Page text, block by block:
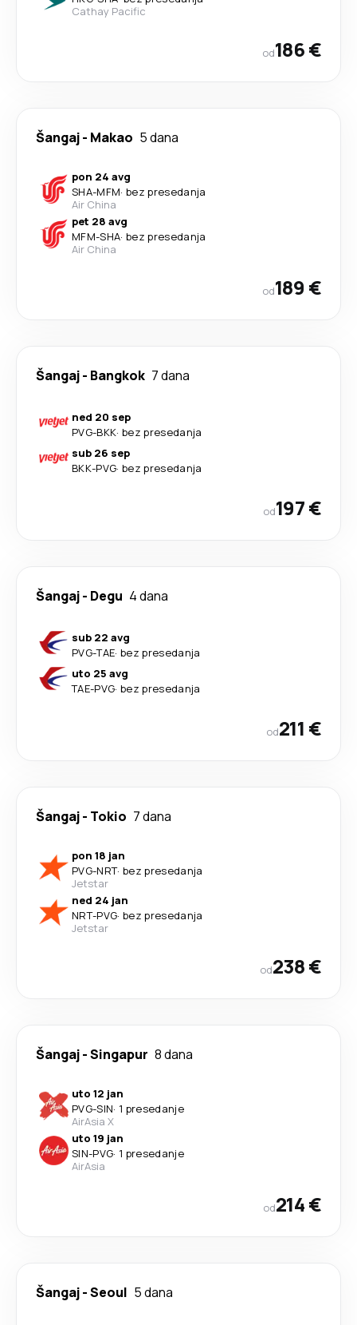
Cathay Pacific
od186 €
Šangaj- Makao 5 dana
pon 24 avg
SHA-MFM· bez presedanja
Air China
pet 28 avg
MFM-SHA· bez presedanja
Air China
od189 €
Šangaj- Bangkok 7 dana
ned 20 sep
PVG-BKK· bez presedanja
sub 26 sep
BKK-PVG· bez presedanja
od197 €
Šangaj- Degu 4 dana
sub 22 avg
PVG-TAE· bez presedanja
uto 25 avg
TAE-PVG· bez presedanja
od211 €
Šangaj- Tokio 7 dana
pon 18 jan
PVG-NRT· bez presedanja
Jetstar
ned 24 jan
NRT-PVG· bez presedanja
Jetstar
od238 €
Šangaj-Singapur 8 dana
uto 12 jan
PVG-SIN· 1 presedanje
AirAsia X
uto 19 jan
SIN-PVG· 1 presedanje
AirAsia
od214 €
Šangaj-Seoul 5 dana